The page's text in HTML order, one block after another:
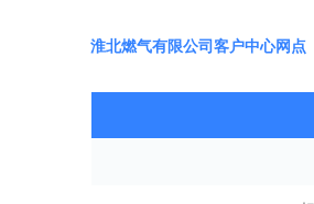
淮北燃气有限公司客户中心网点